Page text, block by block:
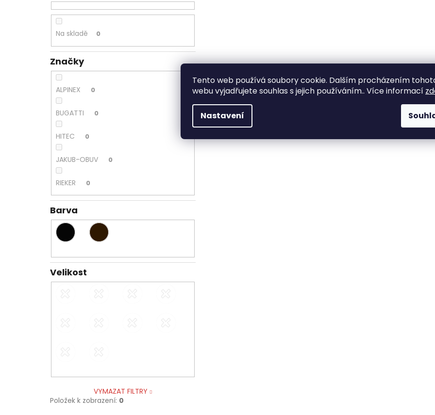
Tento web používá soubory cookie. Dalším procházením
webu vyjadřujete souhlas s jejich používáním.. Více informací
Nastavení
Na skladě 0
Značky
ALPINEX 0
BUGATTI 0
HITEC 0
JAKUB-OBUV 0
RIEKER 0
Barva
Velikost
VYMAZAT FILTRY
Položek k zobrazení: 0